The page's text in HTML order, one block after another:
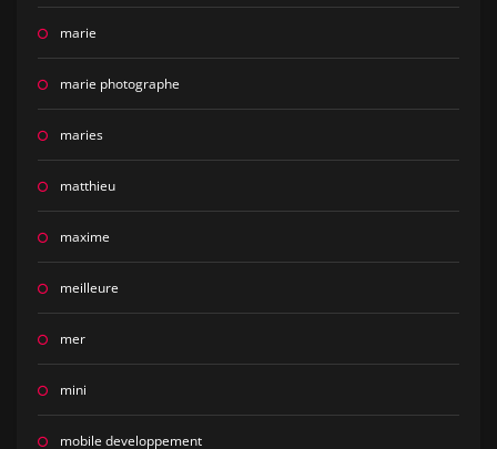
marie
marie photographe
maries
matthieu
maxime
meilleure
mer
mini
mobile developpement